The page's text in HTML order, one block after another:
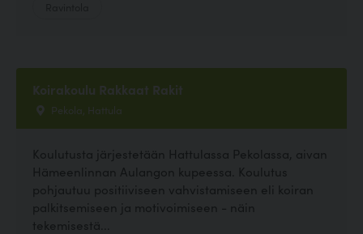
Koirakoulu Rakkaat Rakit
Pekola, Hattula
Koulutusta järjestetään Hattulassa Pekolassa, aivan
Hämeenlinnan Aulangon kupeessa. Koulutus
pohjautuu positiiviseen vahvistamiseen eli koiran
palkitsemiseen ja motivoimiseen - näin
tekemisestä...